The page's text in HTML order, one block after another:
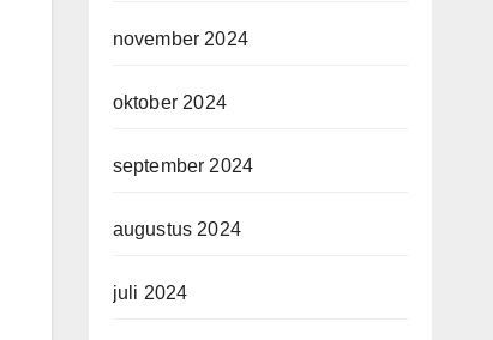
november 2024
oktober 2024
september 2024
augustus 2024
juli 2024